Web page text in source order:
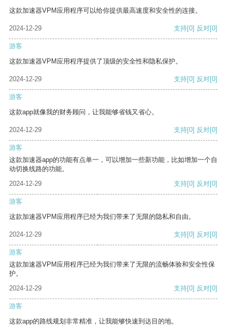
这款加速器VPM应用程序可以给你提供最高速度和安全性的连接。
2024-12-29 支持[0] 反对[0]
游客
这款加速器VPM应用程序提供了顶级的安全性和隐私保护。
2024-12-29 支持[0] 反对[0]
游客
这款app就像我的财务顾问，让我能够省钱又省心。
2024-12-29 支持[0] 反对[0]
游客
这款加速器app的功能有点单一，可以增加一些新功能，比如增加一个自
动切换线路的功能。
2024-12-29
支持[0] 反对[0]
游客
这款加速器VPM应用程序已经为我们带来了无限的隐私和自由。
2024-12-29 支持[0] 反对[0]
游客
这款加速器VPM应用程序已经为我们带来了无限的流畅体验和安全性保
护。
2024-12-29
支持[0] 反对[0]
游客
这款app的路线规划非常精准，让我能够快速到达目的地。